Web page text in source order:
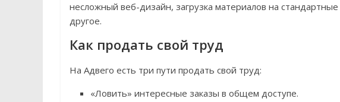
несложный веб-дизайн, загрузка материалов на
другое.
Как продать свой труд
На Адвего есть три пути продать свой труд:
«Ловить» интересные заказы в общем доступе.